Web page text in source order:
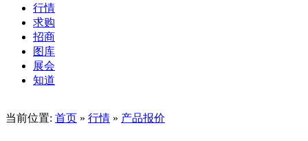
行情
求购
招商
图库
展会
知道
当前位置: 首页 » 行情 » 产品报价